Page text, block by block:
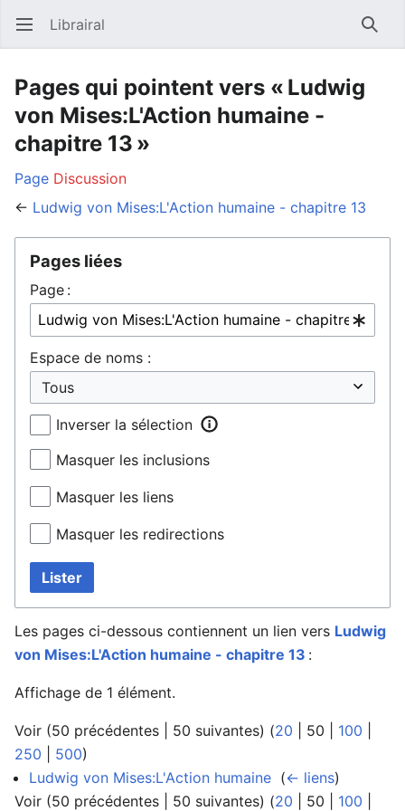
Ouvrir le menu principal Librairal
Pages qui pointent vers « Ludwig
von Mises:L'Action humaine -
chapitre 13 »
Page Discussion
← Ludwig von Mises:L'Action humaine - chapitre 13
Pages liées
Page :
Espace de noms :
Inverser la sélection
Masquer les inclusions
Masquer les liens
Masquer les redirections
Lister
Les pages ci-dessous contiennent un lien vers Ludwig
von Mises:L'Action humaine - chapitre 13 :
Affichage de 1 élément.
Voir (50 précédentes 50 suivantes) (20 50 100
250
500)
Ludwig von Mises:L'Action humaine (← liens)
Voir (50 précédentes 50 suivantes) (20 50 100